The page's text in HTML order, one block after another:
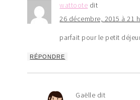
wattoote dit
26 décembre, 2015 à 21
parfait pour le petit
RÉPONDRE
Gaëlle dit